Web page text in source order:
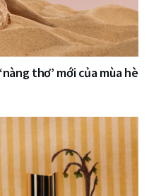
thơ’ mới của mùa hè